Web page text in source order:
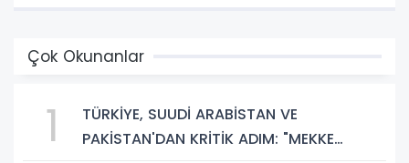
Çok Okunanlar
1
TÜRKİYE, SUUDİ ARABİSTAN VE
PAKİSTAN'DAN KRİTİK ADIM: "MEKKE